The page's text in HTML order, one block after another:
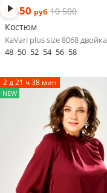
9 450 руб 10 500
Костюм
KaVari plus size 8068 двойка
48 50 52 54 56 58
2 д 21 ч 38 мин
NEW